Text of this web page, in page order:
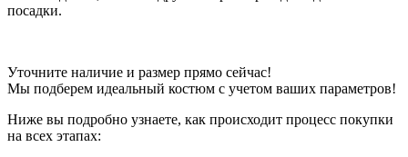
посадки.
Уточните наличие и размер прямо сейчас!
Мы подберем идеальный костюм с учетом ваших параметров!
Ниже вы подробно узнаете, как происходит процесс покупки
на всех этапах: